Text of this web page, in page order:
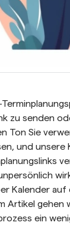
zu senden
Ton Sie
und unsere
Kalender
Artikel gehen
ein